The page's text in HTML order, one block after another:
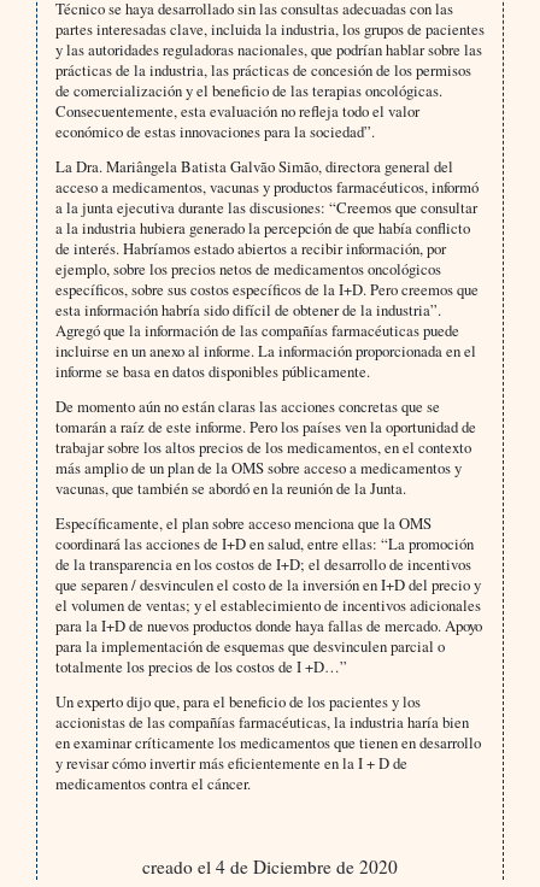
Técnico se haya desarrollado sin las consultas adecuadas con las
partes interesadas clave, incluida la industria, los grupos de pacientes
y las autoridades reguladoras nacionales, que podrían hablar sobre las
prácticas de la industria, las prácticas de concesión de los permisos
de comercialización y el beneficio de las terapias oncológicas.
Consecuentemente, esta evaluación no refleja todo el valor
económico de estas innovaciones para la sociedad”.
La Dra. Mariângela Batista Galvão Simão, directora general del
acceso a medicamentos, vacunas y productos farmacéuticos, informó
a la junta ejecutiva durante las discusiones: “Creemos que consultar
a la industria hubiera generado la percepción de que había conflicto
de interés. Habríamos estado abiertos a recibir información, por
ejemplo, sobre los precios netos de medicamentos oncológicos
específicos, sobre sus costos específicos de la I+D. Pero creemos que
esta información habría sido difícil de obtener de la industria”.
Agregó que la información de las compañías farmacéuticas puede
incluirse en un anexo al informe. La información proporcionada en el
informe se basa en datos disponibles públicamente.
De momento aún no están claras las acciones concretas que se
tomarán a raíz de este informe. Pero los países ven la oportunidad de
trabajar sobre los altos precios de los medicamentos, en el contexto
más amplio de un plan de la OMS sobre acceso a medicamentos y
vacunas, que también se abordó en la reunión de la Junta.
Específicamente, el plan sobre acceso menciona que la OMS
coordinará las acciones de I+D en salud, entre ellas: “La promoción
de la transparencia en los costos de I+D; el desarrollo de incentivos
que separen / desvinculen el costo de la inversión en I+D del precio y
el volumen de ventas; y el establecimiento de incentivos adicionales
para la I+D de nuevos productos donde haya fallas de mercado. Apoyo
para la implementación de esquemas que desvinculen parcial o
totalmente los precios de los costos de I +D…”
Un experto dijo que, para el beneficio de los pacientes y los
accionistas de las compañías farmacéuticas, la industria haría bien
en examinar críticamente los medicamentos que tienen en desarrollo
y revisar cómo invertir más eficientemente en la I + D de
medicamentos contra el cáncer.
creado el 4 de Diciembre de 2020